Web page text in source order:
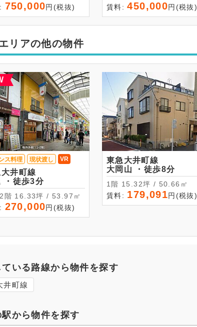
750,000円(税抜)
賃料:450,000円(税抜)
リアの他の物件
ス料理 現状渡し VR
井町線
中延 ・徒歩3分
1階-2階 16.33坪 / 53.97㎡
270,000円(税抜)
東急大井町線
大岡山 ・徒歩8分
1階 15.32坪 / 50.66㎡
賃料: 179,091円(税抜)
いる路線から物件を探す
井町線
から物件を探す